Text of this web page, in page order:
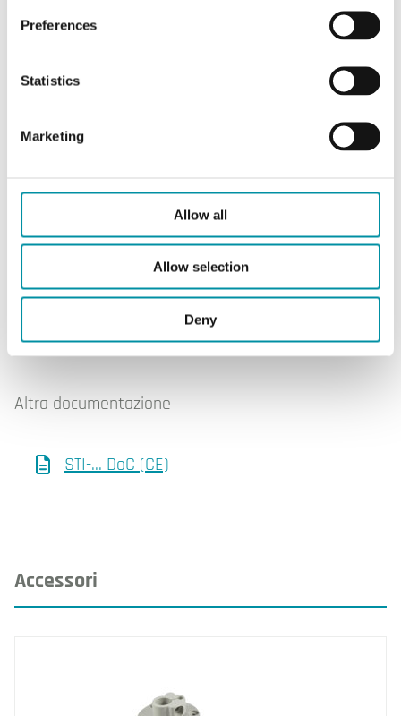
Preferences
Statistics
Marketing
Allow all
Allow selection
Deny
Scheda prodotto
STI-... (EN)
Altra documentazione
STI-... DoC (CE)
Accessori